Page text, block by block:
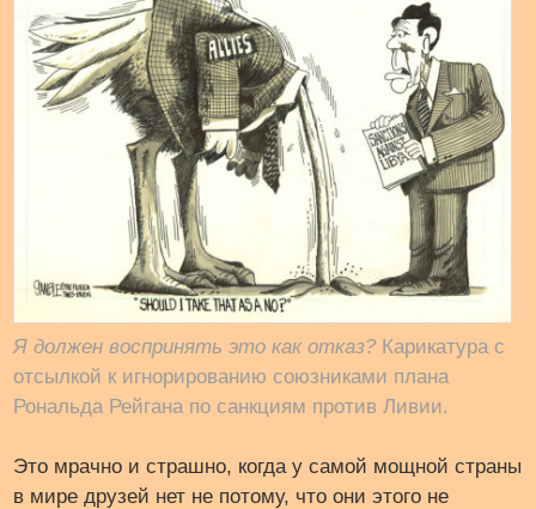
Я должен воспринять это как отказ?Карикатура с
отсылкой к игнорированию союзниками плана
Рональда Рейгана по санкциям против Ливии.
Это мрачно и страшно, когда у самой мощной страны
в мире друзей нет не потому, что они этого не